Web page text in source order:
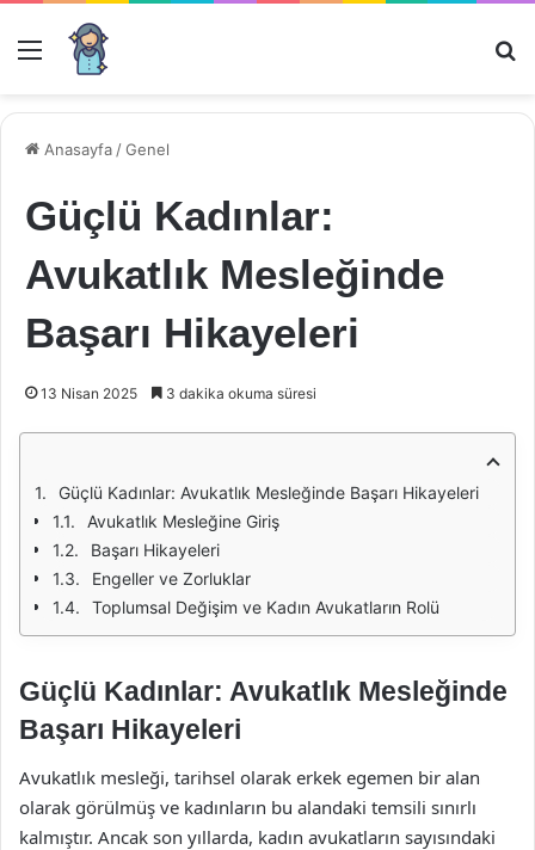
Menü
Anasayfa /Genel
Güçlü Kadınlar:
Avukatlık Mesleğinde
Başarı Hikayeleri
13 Nisan 2025 3 dakika okuma süresi
Güçlü Kadınlar: Avukatlık Mesleğinde Başarı Hikayeleri
Avukatlık Mesleğine Giriş
Başarı Hikayeleri
Engeller ve Zorluklar
Toplumsal Değişim ve Kadın Avukatların Rolü
Güçlü Kadınlar: Avukatlık Mesleğinde
Başarı Hikayeleri
Avukatlık mesleği, tarihsel olarak erkek egemen bir alan
olarak görülmüş ve kadınların bu alandaki temsili sınırlı
kalmıştır. Ancak son yıllarda, kadın avukatların sayısındaki